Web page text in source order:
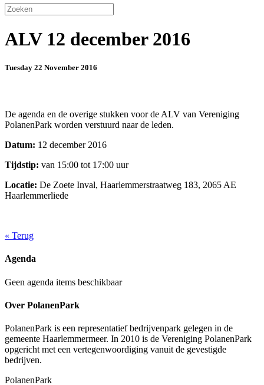
ALV 12 december 2016
Tuesday 22 November 2016
De agenda en de overige stukken voor de ALV van Vereniging
PolanenPark worden verstuurd naar de leden.
Datum: 12 december 2016
Tijdstip: van 15:00 tot 17:00 uur
Locatie: De Zoete Inval, Haarlemmerstraatweg 183, 2065 AE
Haarlemmerliede
« Terug
Agenda
Geen agenda items beschikbaar
Over PolanenPark
PolanenPark is een representatief bedrijvenpark gelegen in de
gemeente Haarlemmermeer. In 2010 is de Vereniging PolanenPark
opgericht met een vertegenwoordiging vanuit de gevestigde
bedrijven.
PolanenPark